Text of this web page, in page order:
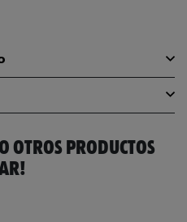
Hexágono interior
0614176754
OTROS PRODUCTOS